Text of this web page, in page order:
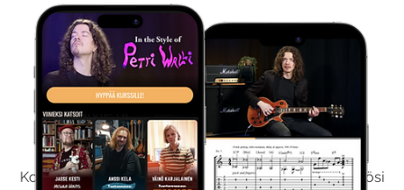
Kokeile Ilmaiseksi
Kokeilemalla ilmaiseksi saat koko sisältömme käyttöösi